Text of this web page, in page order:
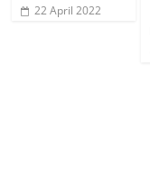
22 April 2022